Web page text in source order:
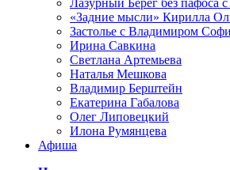
«Задние мысли» Кирилла
Застолье с Владимиром
Ирина Савкина
Светлана Артемьева
Наталья Мешкова
Владимир Берштейн
Екатерина Габалова
Олег Липовецкий
Илона Румянцева
Афиша